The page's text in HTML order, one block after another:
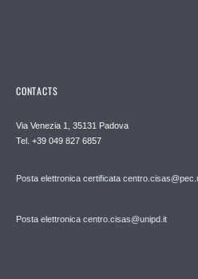
CONTACTS
Via Venezia 1, 35131 Padova
Tel. +39 049 827 6857
Posta elettronica certificata
Posta elettronica centro.cisas@unipd.it